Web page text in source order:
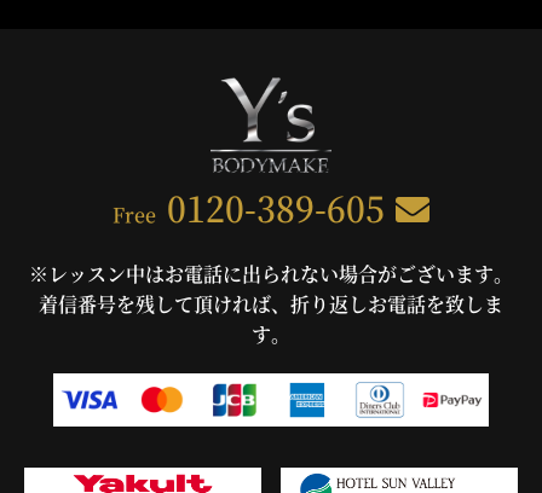
Free 0120-389-605
※レッスン中はお電話に出られない場合がございます。
着信番号を残して頂ければ、折り返しお電話を致しま
す。